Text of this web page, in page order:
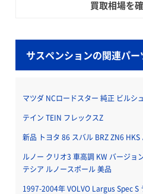
買取相場を
サスペンションの関連パ
マツダ NCロードスター 純正 ビルシ
テイン TEIN フレックスZ
新品 トヨタ 86 スバル BRZ ZN6 HKS
ルノー クリオ3 車高調 KW バージョ
テシア ルノースポール 美品
1997-2004年 VOLVO Largus Spec S